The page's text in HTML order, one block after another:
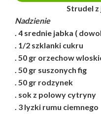
Strudel z
Nadzienie
. 4 srednie jabka (
. 1/2 szklanki cukru
. 50 gr orzechow
. 50 gr suszonych fig
. 50 gr rodzynek
. sok z polowy cytryny
. 3 lyzki rumu ciemnego